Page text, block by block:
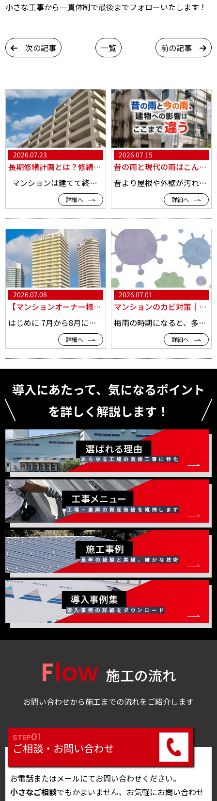
小さな工事から一貫体制で最後までフォローいたします！
次の記事 一覧 前の記事
2026.07.23
長期修繕計画とは？修繕工事の種類と内容、資産価値を高める「デザイン修繕」を徹底解説
マンションは建てて終わりではありません。 年月の経過とともに、外壁や屋上、防水、設備などは少しずつ劣化し、適切なタイミングで修繕工事を行うことで建物の安全性や資産価値を維持できます。 しかし、 「長期修繕計画は本当に必要なの？」 「大規模修繕と一般修繕の違いは？」 「最近よ...
詳細へ
2026.07.15
昔の雨と現代の雨はこんなに違う！過去最大級の汚れが屋根・外壁を襲う今、見直したいマンションメンテナンス
昔より屋根や外壁が汚れやすくなったと感じませんか？ 「以前より外壁の黒ずみが目立つようになった」 「築年数の割に屋根の汚れがひどい」 「数年前に塗装したのに、もう汚れて見える」 このようなご相談を、マンションオーナー様や管理会社様からいただく機会が増えています。 実は、建物が汚れやす...
詳細へ
2026.07.08
【マンションオーナー様・管理者様必見】7月・8月に増える建物トラブルとは？今始めたい改修・修繕工事
はじめに 7月から8月にかけては、気温・湿度ともに一年で最も高くなる季節です。 マンションオーナー様や管理会社様にとって、この時期は入居者からの問い合わせや建物の不具合が増えやすい季節でもあります。 「共用廊下が滑りやすい」 「外壁にカビや汚れが目立つ」 「屋上から雨漏りがし...
詳細へ
2026.07.01
マンションのカビ対策｜知っておきたい原因・除去・予防・修繕まで徹底解説
梅雨の時期になると、多くの入居者様から寄せられる相談の一つが「カビ」です。 押入れに黒いカビが生えてきた 窓際のクロスが黒くなっている 浴室の天井がすぐ黒くなる エアコンを付けるとカビ臭い 北側の部屋だけ結露がひどい このような相談は、毎年のように繰り返されます。 カ...
詳細へ
導入にあたって、気になるポイント
を詳しく解説します！
Flow 施工の流れ
お問い合わせから施工までの流れをご紹介します
STEP01
ご相談・お問い合わせ
お電話またはメールにてお問い合わせください。
小さなご相談でもかまいません、お気軽にお問い合わせ